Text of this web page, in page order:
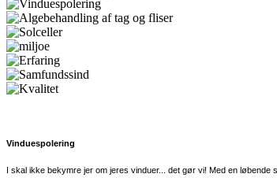
Vinduespolering
I skal ikke bekymre jer om jeres vinduer... det gør vi! Med en løbende